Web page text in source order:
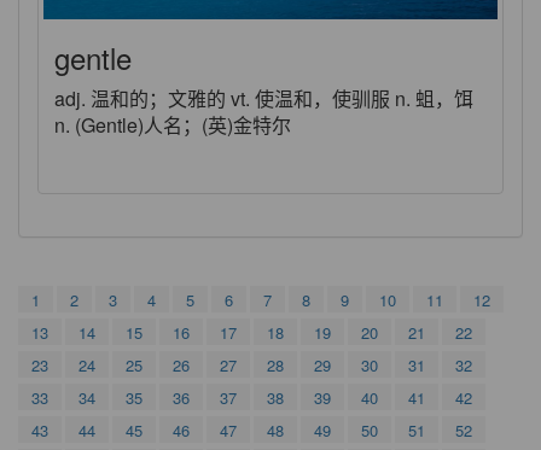
gentle
adj. 温和的；文雅的 vt. 使温和，使驯服 n. 蛆，饵
n. (Gentle)人名；(英)金特尔
1 2 3 4 5 6 7 8 9 10 11
12
13
14 15 16 17 18 19 20 21
22
23
24 25 26 27 28 29 30 31
32
33
34 35 36 37 38 39 40 41
42
43
44 45 46 47 48 49 50 51
52